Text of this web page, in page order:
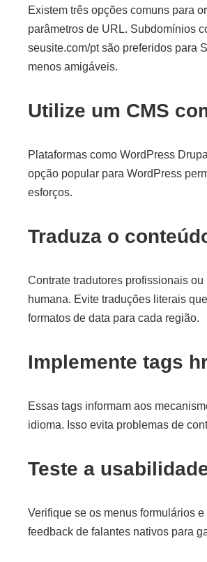
Existem três opções comuns para
parâmetros de URL. Subdomínios
seusite.com/pt são preferidos para
menos amigáveis.
Utilize um CMS
Plataformas como WordPress
opção popular para WordPress
esforços.
Traduza o
Contrate tradutores profissionais
humana. Evite traduções literais
formatos de data para cada região.
Implemente tags
Essas tags informam aos
idioma. Isso evita problemas de
Teste a
Verifique se os menus formulários
feedback de falantes nativos para